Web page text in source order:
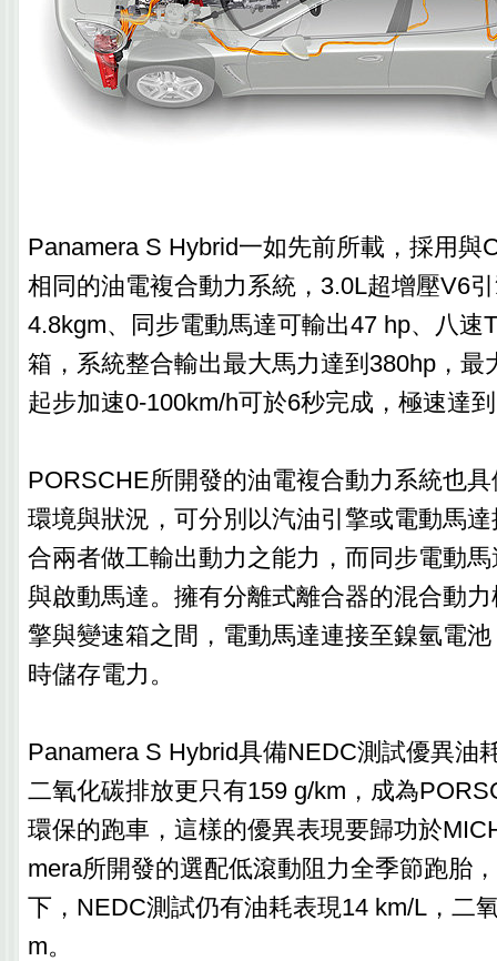
Panamera S Hybrid一如先前所載，採用與
相同的油電複合動力系統，3.0L超增壓V6
4.8kgm、同步電動馬達可輸出47 hp、八速
箱，系統整合輸出最大馬力達到380hp，最
起步加速0-100km/h可於6秒完成，極速達
PORSCHE所開發的油電複合動力系統也
環境與狀況，可分別以汽油引擎或電動馬
合兩者做工輸出動力之能力，而同步電動
與啟動馬達。擁有分離式離合器的混合動
擎與變速箱之間，電動馬達連接至鎳氫電
時儲存電力。
Panamera S Hybrid具備NEDC測試優異油
二氧化碳排放更只有159 g/km，成為
環保的跑車，這樣的優異表現要歸功於
mera所開發的選配低滾動阻力全季節跑胎
下，NEDC測試仍有油耗表現14 km/L，二
m。